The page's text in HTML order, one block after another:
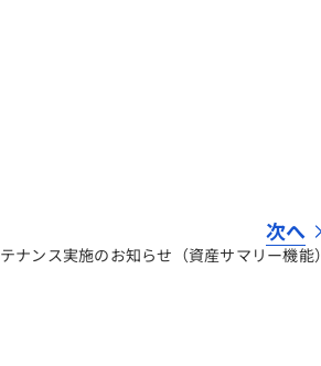
次へ
ナンス実施のお知らせ（資産サマリー機能）